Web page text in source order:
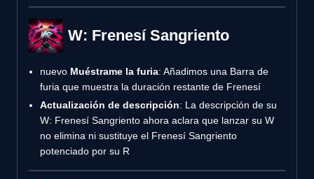
W: Frenesí Sangriento
nuevo Muéstrame la furia: Añadimos una Barra de
furia que muestra la duración restante de Frenesí
Actualización de descripción: La descripción de su
W: Frenesí Sangriento ahora aclara que lanzar su W
no elimina ni sustituye el Frenesí Sangriento
potenciado por su R